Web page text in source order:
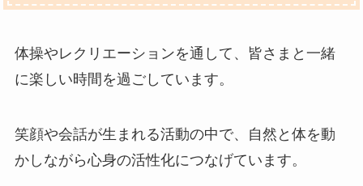
体操やレクリエーションを通して、皆さまと一緒
に楽しい時間を過ごしています。
笑顔や会話が生まれる活動の中で、自然と体を動
かしながら心身の活性化につなげています。